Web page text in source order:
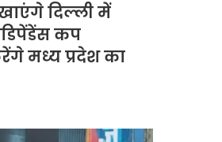
दिल्ली में
कप
मध्य प्रदेश का